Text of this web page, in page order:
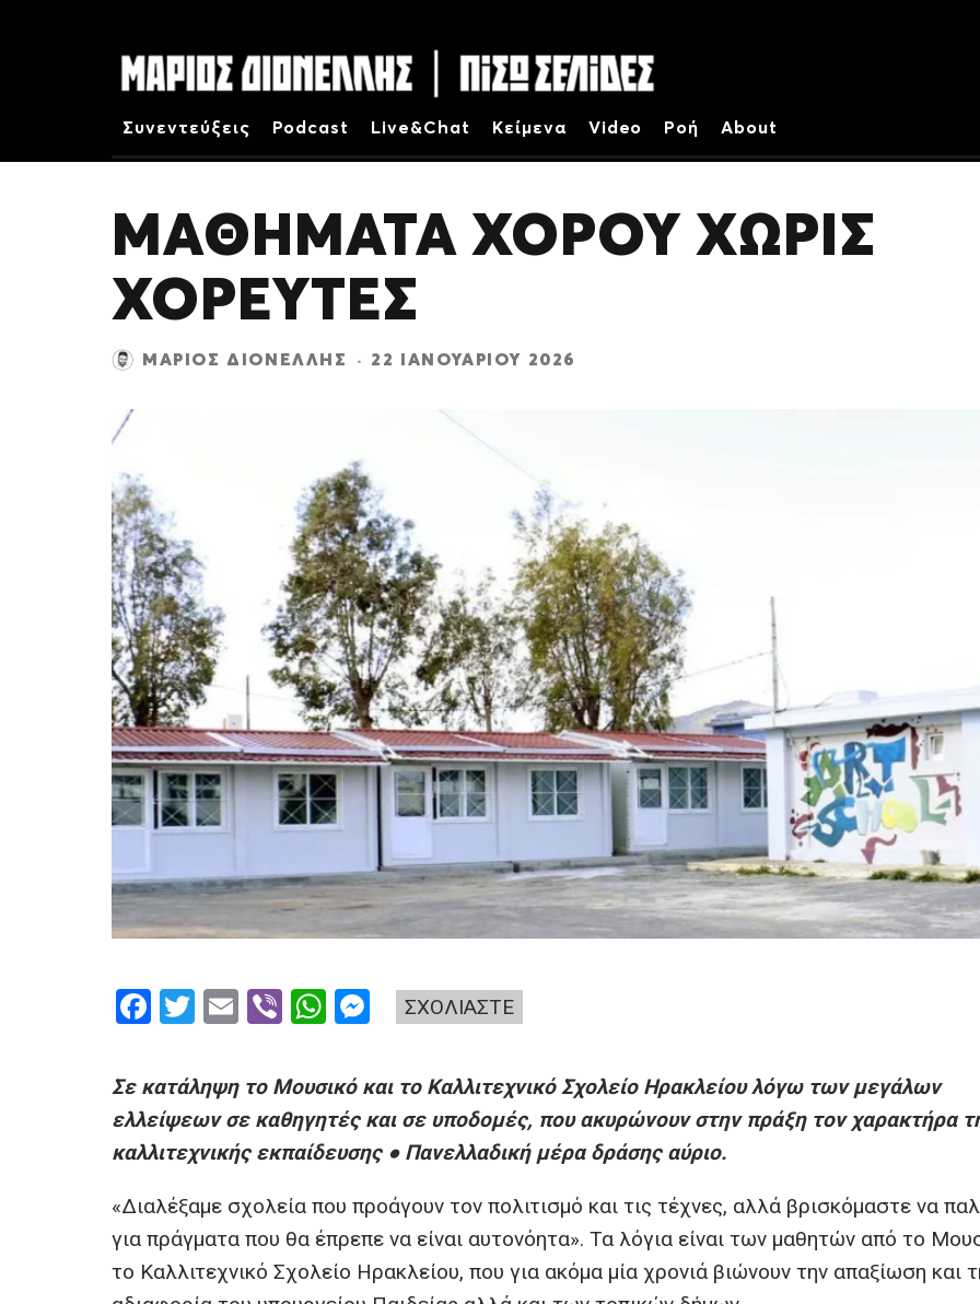
Συνεντεύξεις Podcast Live&Chat Κείμενα Video Ροή About
ΜΑΘΗΜΑΤΑ ΧΟΡΟΥ ΧΩΡΙΣ
ΧΟΡΕΥΤΕΣ
ΜΆΡΙΟΣ ΔΙΟΝΈΛΛΗΣ · 22 ΙΑΝΟΥΑΡΊΟΥ 2026
ΣΧΟΛΙΑΣΤΕ
F
ce
b
o
k
T
tt
er
E
ail
Vi
er
W
at
s
A
p
se
n
g
Σε κατάληψη το Μουσικό και το Καλλιτεχνικό Σχολείο Ηρακλείου λόγω των μεγάλων
ελλείψεων σε καθηγητές και σε υποδομές, που ακυρώνουν στην πράξη τον χαρακτήρα
καλλιτεχνικής εκπαίδευσης ● Πανελλαδική μέρα δράσης αύριο.
«Διαλέξαμε σχολεία που προάγουν τον πολιτισμό και τις τέχνες, αλλά βρισκόμαστε να
για πράγματα που θα έπρεπε να είναι αυτονόητα». Τα λόγια είναι των μαθητών από το
το Καλλιτεχνικό Σχολείο Ηρακλείου, που για ακόμα μία χρονιά βιώνουν την απαξίωση και